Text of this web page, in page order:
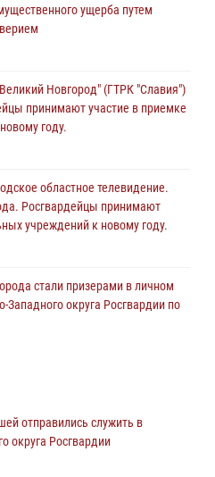
ущерба путем
Новгород" (ГТРК "Славия")
принимают участие в приемке
году.
областное телевидение.
Росгвардейцы принимают
учреждений к новому году.
стали призерами в личном
Западного округа Росгвардии по
осуществили 203 выезда на
отправились служить в
округа Росгвардии